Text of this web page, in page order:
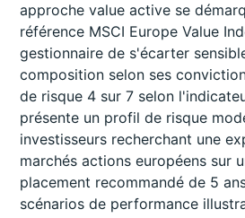
approche value active se
référence MSCI Europe Value
gestionnaire de s'écarter
composition selon ses
de risque 4 sur 7 selon
présente un profil de risque
investisseurs recherchant une
marchés actions européens sur
placement recommandé de 5
scénarios de performance